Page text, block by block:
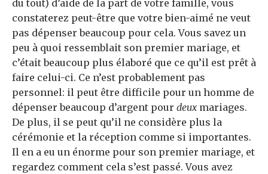
du tout) d’aide de la part de votre famille, vous
constaterez peut-être que votre bien-aimé ne veut
pas dépenser beaucoup pour cela. Vous savez un
peu à quoi ressemblait son premier mariage, et
c’était beaucoup plus élaboré que ce qu’il est prêt à
faire celui-ci. Ce n’est probablement pas
personnel: il peut être difficile pour un homme de
dépenser beaucoup d’argent pour deux mariages.
De plus, il se peut qu’il ne considère plus la
cérémonie et la réception comme si importantes.
Il en a eu un énorme pour son premier mariage, et
regardez comment cela s’est passé. Vous avez